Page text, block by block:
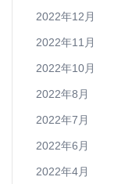
2022年12月
2022年11月
2022年10月
2022年8月
2022年7月
2022年6月
2022年4月